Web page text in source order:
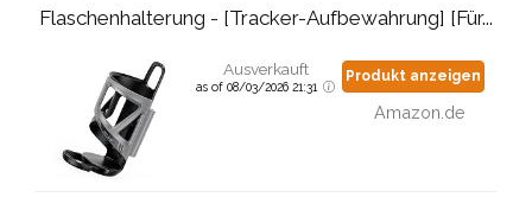
Flaschenhalterung - [Tracker-Aufbewahrung] [Für...
Ausverkauft
as of 08/03/2026 21:31
Produkt anzeigen
Amazon.de